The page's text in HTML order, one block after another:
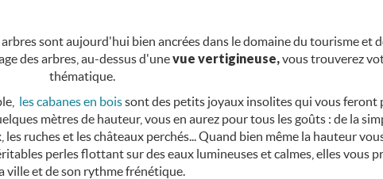
sont aujourd'hui bien ancrées dans le domaine du tourisme et
des arbres, au-dessus d'unevue vertigineuse,vous trouverez
thématique.
les cabanes en boissont des petits joyaux insolites qui vous feront
mètres de hauteur, vous en aurez pour tous les goûts : de la
les ruches et les châteaux perchés... Quand bien même la hauteur
perles flottant sur des eaux lumineuses et calmes, elles vous
ville et de son rythme frénétique.